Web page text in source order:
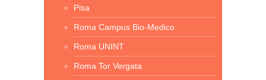
Pisa
Roma Campus Bio-Medico
Roma UNINT
Roma Tor Vergata